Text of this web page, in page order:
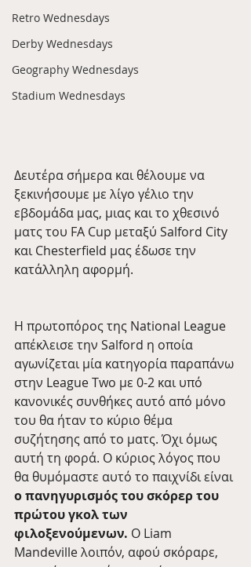
Retro Wednesdays
Derby Wednesdays
Geography Wednesdays
Stadium Wednesdays
Δευτέρα σήμερα και θέλουμε να
ξεκινήσουμε με λίγο γέλιο την
εβδομάδα μας, μιας και το χθεσινό
ματς του FA Cup μεταξύ Salford City
και Chesterfield μας έδωσε την
κατάλληλη αφορμή.
H πρωτοπόρος της National League
απέκλεισε την Salford η οποία
αγωνίζεται μία κατηγορία παραπάνω
στην League Two με 0-2 και υπό
κανονικές συνθήκες αυτό από μόνο
του θα ήταν το κύριο θέμα
συζήτησης από το ματς. Όχι όμως
αυτή τη φορά. Ο κύριος λόγος που
θα θυμόμαστε αυτό το παιχνίδι είναι
ο πανηγυρισμός του σκόρερ του
πρώτου γκολ των
φιλοξενούμενων. Ο Liam
Mandeville λοιπόν, αφού σκόραρε,